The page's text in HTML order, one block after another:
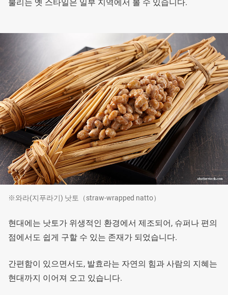
불리는 옛 스타일은 일부 지역에서 볼 수 있습니다.
※와라(지푸라기) 낫토（straw-wrapped natto）
현대에는 낫토가 위생적인 환경에서 제조되어, 슈퍼나 편의
점에서도 쉽게 구할 수 있는 존재가 되었습니다.
간편함이 있으면서도, 발효라는 자연의 힘과 사람의 지혜는
현대까지 이어져 오고 있습니다.